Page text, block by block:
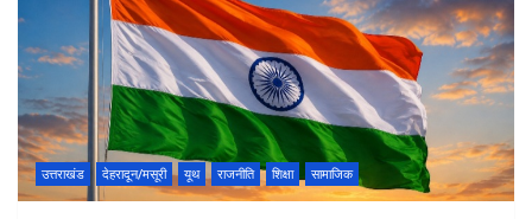
उत्तराखंड देहरादून/मसूरी यूथ राजनीति शिक्षा सामाजिक